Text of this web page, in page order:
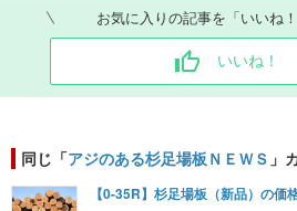
お気に入りの記事を「いいね
いいね！
同じ「アジのある杉足場板ＮＥＷＳ 」
【0-35R】杉足場板（新品）の価